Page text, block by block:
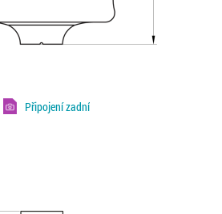
Připojení zadní